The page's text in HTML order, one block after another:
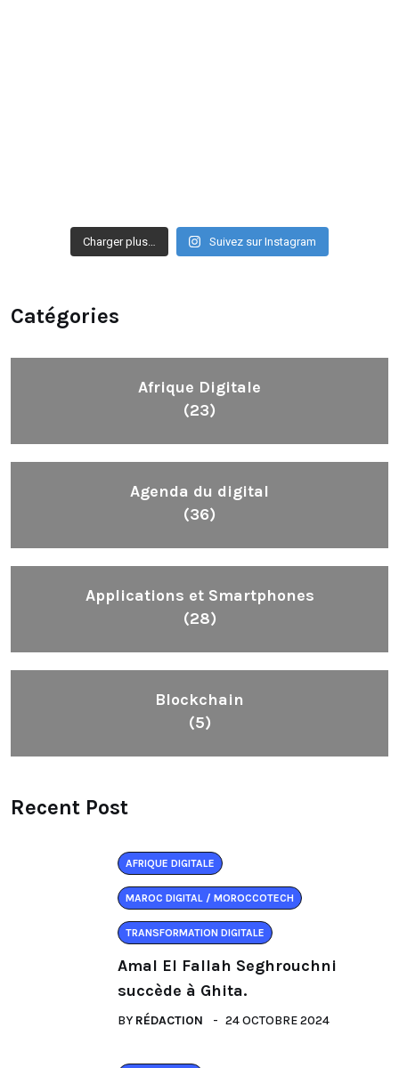
Charger plus… Suivez sur Instagram
Catégories
Afrique Digitale
(23)
Agenda du digital
(36)
Applications et Smartphones
(28)
Blockchain
(5)
Recent Post
AFRIQUE DIGITALE
MAROC DIGITAL / MOROCCOTECH
TRANSFORMATION DIGITALE
Amal El Fallah Seghrouchni
succède à Ghita.
BY RÉDACTION 24 OCTOBRE 2024